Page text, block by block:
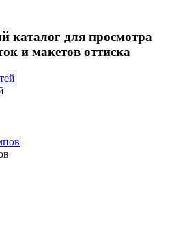
каталог для просмотра
и макетов оттиска